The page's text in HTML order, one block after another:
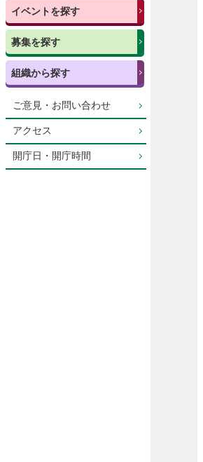
イベントを探す
募集を探す
組織から探す
ご意見・お問い合わせ
アクセス
開庁日・開庁時間